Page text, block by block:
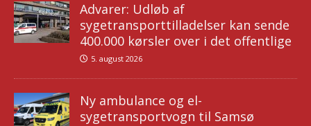
Advarer: Udløb af
sygetransporttilladelser kan sende
400.000 kørsler over i det offentlige
5. august 2026
Ny ambulance og el-
sygetransportvogn til Samsø